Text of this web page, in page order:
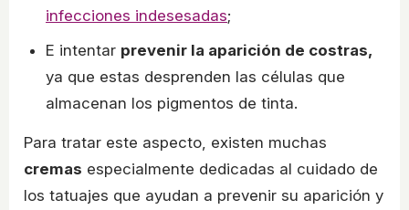
infecciones indesesadas;
E intentar prevenir la aparición de costras,
ya que estas desprenden las células que
almacenan los pigmentos de tinta.
Para tratar este aspecto, existen muchas
cremas especialmente dedicadas al cuidado de
los tatuajes que ayudan a prevenir su aparición y